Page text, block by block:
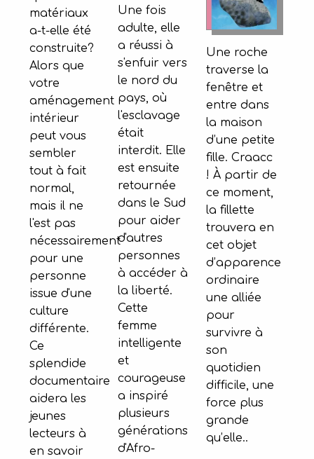
matériaux
a-t-elle été
construite?
Alors que
votre
aménagement
intérieur
peut vous
sembler
tout à fait
normal,
mais il ne
l'est pas
nécessairement
pour une
personne
issue d'une
culture
différente.
Ce
splendide
documentaire
aidera les
jeunes
lecteurs à
en savoir
Une fois
adulte, elle
a réussi à
s'enfuir vers
le nord du
pays, où
l'esclavage
était
interdit. Elle
est ensuite
retournée
dans le Sud
pour aider
d'autres
personnes
à accéder à
la liberté.
Cette
femme
intelligente
et
courageuse
a inspiré
plusieurs
générations
d'Afro-
Une roche
traverse la
fenêtre et
entre dans
la maison
d’une petite
fille. Craacc
! À partir de
ce moment,
la fillette
trouvera en
cet objet
d’apparence
ordinaire
une alliée
pour
survivre à
son
quotidien
difficile, une
force plus
grande
qu’elle..